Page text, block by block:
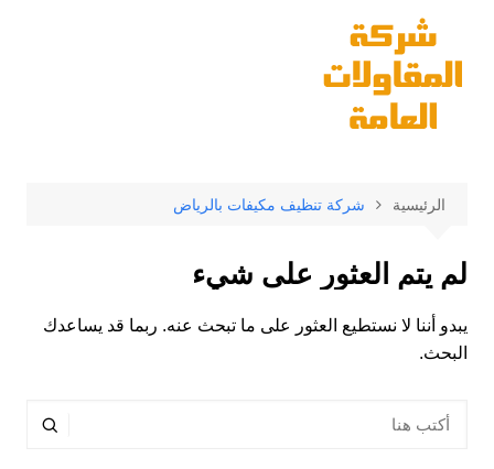
المحتوى
الرئيسية شركة تنظيف مكيفات بالرياض
لم يتم العثور على شيء
يبدو أننا لا نستطيع العثور على ما تبحث عنه. ربما قد يساعدك
البحث.